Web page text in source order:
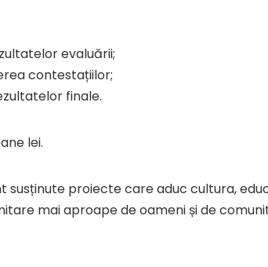
evaluării;
contestațiilor;
finale.
lei.
susținute proiecte care aduc cultura,
mai aproape de oameni și de